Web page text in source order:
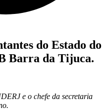
do Estado do
Barra da Tijuca.
e o chefe da secretaria